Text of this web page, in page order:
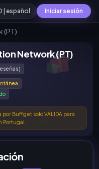
| español Iniciar sesión
(PT)
Network (PT)
por Buffget solo VÁLIDA para
Portugal.